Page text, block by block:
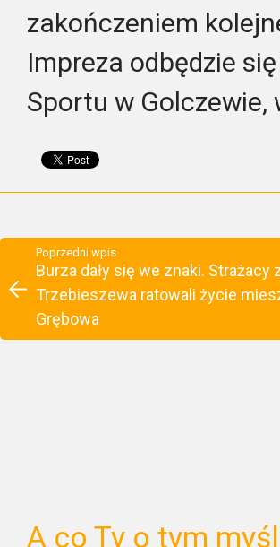
zakończeniem
Impreza odbędzie
Sportu w Golczewie,
Poprzedni wpis
Burza dały się we znaki. Strażacy
Trzebieszewa ratowali życie
Grębowa
A co Ty o tym